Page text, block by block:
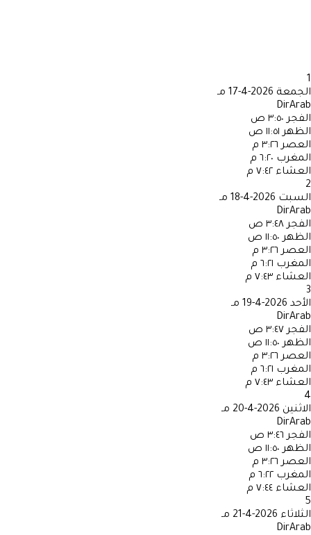
1
الجمعة 2026-4-17 مـ
DirArab
الفجر ٣:٥٠ ص
الظهر ١١:٥١ ص
العصر ٣:٢٦ م
المغرب ٦:٢٠ م
العشاء ٧:٤٢ م
2
السبت 2026-4-18 مـ
DirArab
الفجر ٣:٤٨ ص
الظهر ١١:٥٠ ص
العصر ٣:٢٦ م
المغرب ٦:٢١ م
العشاء ٧:٤٣ م
3
الأحد 2026-4-19 مـ
DirArab
الفجر ٣:٤٧ ص
الظهر ١١:٥٠ ص
العصر ٣:٢٦ م
المغرب ٦:٢١ م
العشاء ٧:٤٣ م
4
الاثنين 2026-4-20 مـ
DirArab
الفجر ٣:٤٦ ص
الظهر ١١:٥٠ ص
العصر ٣:٢٦ م
المغرب ٦:٢٢ م
العشاء ٧:٤٤ م
5
الثلاثاء 2026-4-21 مـ
DirArab